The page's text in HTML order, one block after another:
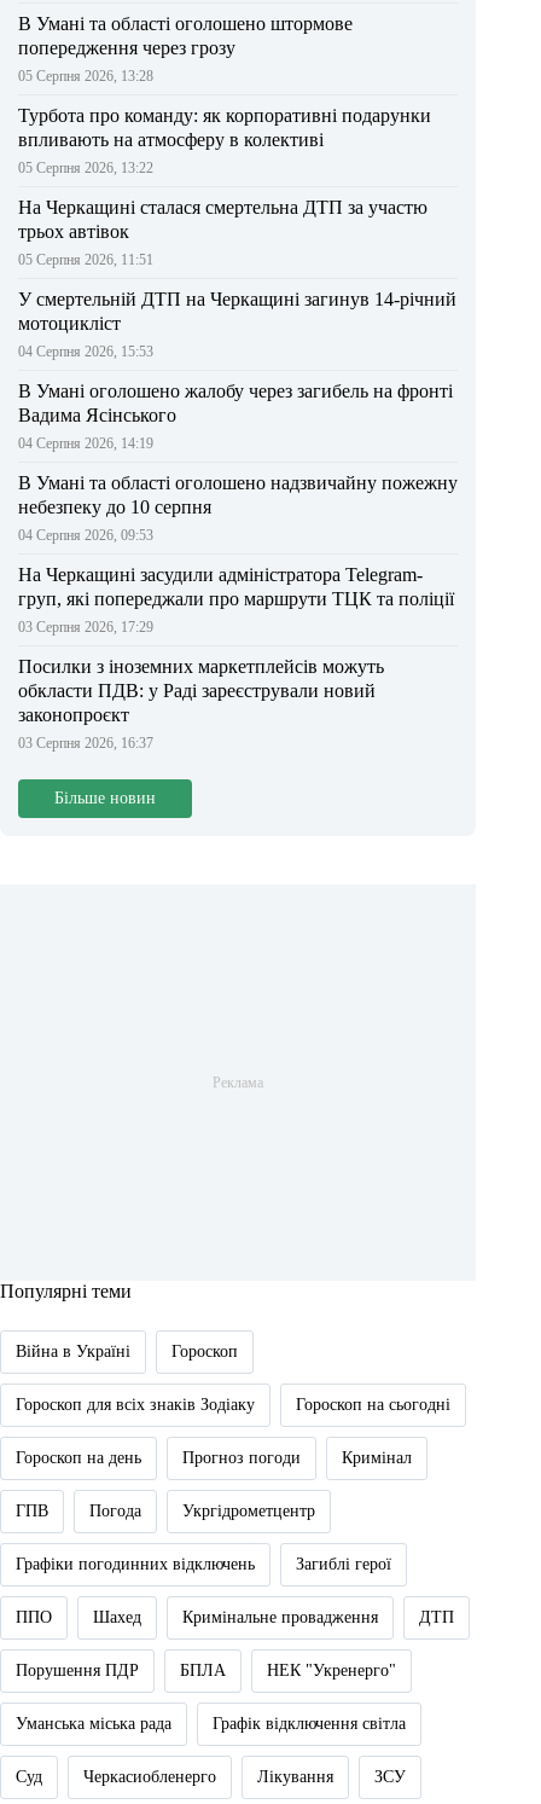
В Умані та області оголошено штормове
попередження через грозу
05 Серпня 2026, 13:28
Турбота про команду: як корпоративні подарунки
впливають на атмосферу в колективі
05 Серпня 2026, 13:22
На Черкащині сталася смертельна ДТП за участю
трьох автівок
05 Серпня 2026, 11:51
У смертельній ДТП на Черкащині загинув 14-річний
мотоцикліст
04 Серпня 2026, 15:53
В Умані оголошено жалобу через загибель на фронті
Вадима Ясінського
04 Серпня 2026, 14:19
В Умані та області оголошено надзвичайну пожежну
небезпеку до 10 серпня
04 Серпня 2026, 09:53
На Черкащині засудили адміністратора Telegram-
груп, які попереджали про маршрути ТЦК та поліції
03 Серпня 2026, 17:29
Посилки з іноземних маркетплейсів можуть
обкласти ПДВ: у Раді зареєстрували новий
законопроєкт
03 Серпня 2026, 16:37
Більше новин
Популярні теми
Війна в Україні Гороскоп
Гороскоп для всіх знаків Зодіаку Гороскоп на сьогодні
Гороскоп на день Прогноз погоди Кримінал
ГПВ Погода Укргідрометцентр
Графіки погодинних відключень Загиблі герої
ППО Шахед Кримінальне провадження ДТП
Порушення ПДР БПЛА НЕК "Укренерго"
Уманська міська рада Графік відключення світла
Суд Черкасиобленерго Лікування ЗСУ